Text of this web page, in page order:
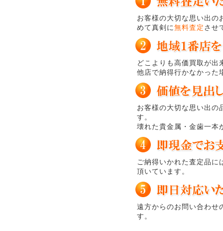
お客様の大切な思い出の
めて真剣に無料査定 させ
どこよりも高価買取が出
他店で納得行かなかった
お客様の大切な思い出の
す。
壊れた貴金属・金歯一本
ご納得いかれた査定品に
頂いています。
遠方からのお問い合わせ
す。